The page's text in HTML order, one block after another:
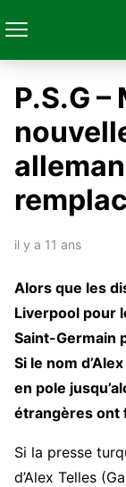
P.S.G
il y a 11 ans
Alors que les
Liverpool pour
Saint-Germain
Si le nom
en pole
étrangères ont
Si la presse
d’Alex Telles